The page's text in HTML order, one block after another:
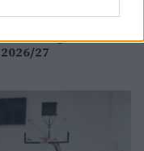
con
27